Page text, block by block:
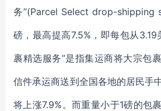
务”(Parcel Select drop-shipping
磅，最高提高7.5%，即每包从
裹精选服务”是指集运商将大宗包
信件承运商送到全国各地的居民手
将上涨7.9%。而重量小于1磅的包